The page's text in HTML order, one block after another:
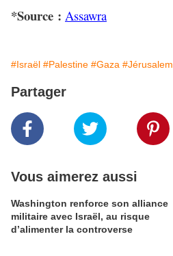
*Source : Assawra
#Israël #Palestine #Gaza #Jérusalem
Partager
Vous aimerez aussi
Washington renforce son alliance
militaire avec Israël, au risque
d’alimenter la controverse